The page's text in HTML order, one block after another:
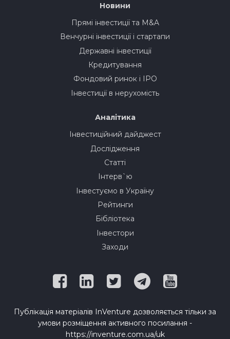
Новини
Прямі інвестиції та M&A
Венчурні інвестиції і стартапи
Державні інвестиції
Кредитування
Фондовий ринок і IPO
Інвестиції в нерухомість
Аналітика
Інвестиційний дайджест
Дослідження
Статті
Інтерв`ю
Інвестуємо в Україну
Рейтинги
Бібліотека
Інвестори
Заходи
Публікація матеріалів InVenture дозволяється тільки за
умови розміщення активного посилання -
https://inventure.com.ua/uk